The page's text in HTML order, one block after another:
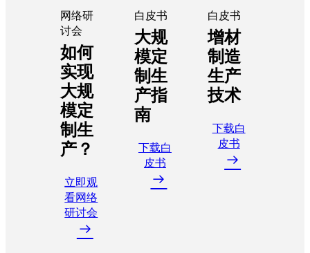
网络研
讨会
如何
实现
大规
模定
制生
产？
立即观
看网络
研讨会
白皮书
大规
模定
制生
产指
南
下载白
皮书
白皮书
增材
制造
生产
技术
下载白
皮书